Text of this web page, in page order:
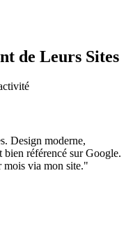
de Leurs Sites
Design moderne,
référencé sur Google.
mois via mon site."